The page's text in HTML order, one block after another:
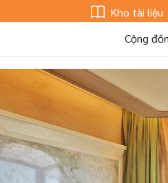
Kho tài liệu
Cộng